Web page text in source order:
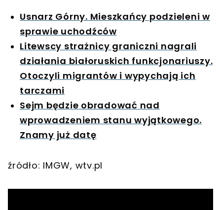
Usnarz Górny. Mieszkańcy podzieleni w
sprawie uchodźców
Litewscy strażnicy graniczni nagrali
działania białoruskich funkcjonariuszy.
Otoczyli migrantów i wypychają ich
tarczami
Sejm będzie obradować nad
wprowadzeniem stanu wyjątkowego.
Znamy już datę
źródło: IMGW, wtv.pl